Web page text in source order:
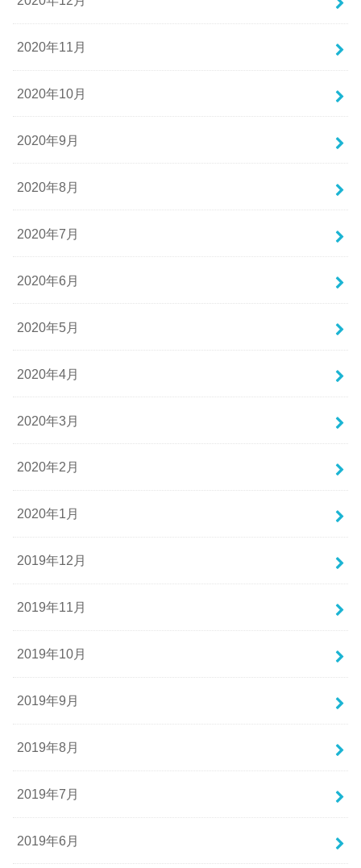
2020年11月
2020年10月
2020年9月
2020年8月
2020年7月
2020年6月
2020年5月
2020年4月
2020年3月
2020年2月
2020年1月
2019年12月
2019年11月
2019年10月
2019年9月
2019年8月
2019年7月
2019年6月